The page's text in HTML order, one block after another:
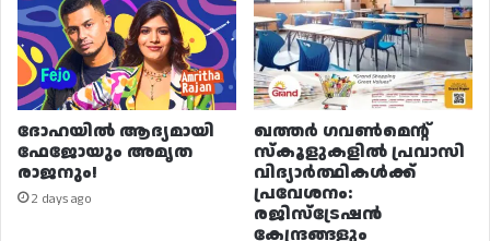
ദോഹയിൽ ആദ്യമായി
ഫേജോയും അമൃത
രാജനും!
2 days ago
ഖത്തർ ഗവൺമെന്റ്
സ്കൂളുകളിൽ പ്രവാസി
വിദ്യാർത്ഥികൾക്ക്
പ്രവേശനം:
രജിസ്ട്രേഷൻ
കേന്ദ്രങ്ങളും